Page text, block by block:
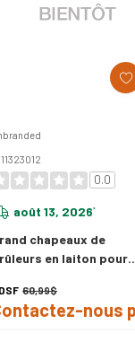
0.0
août 13, 2026*
chapeaux de
en laiton pour
60,99$
nous